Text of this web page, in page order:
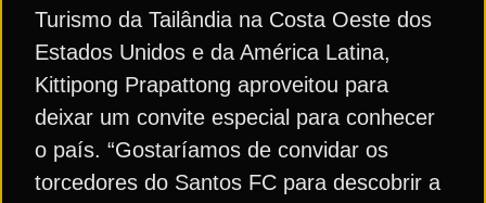
Turismo da Tailândia na Costa Oeste dos
Estados Unidos e da América Latina,
Kittipong Prapattong aproveitou para
deixar um convite especial para conhecer
o país. “Gostaríamos de convidar os
torcedores do Santos FC para descobrir a